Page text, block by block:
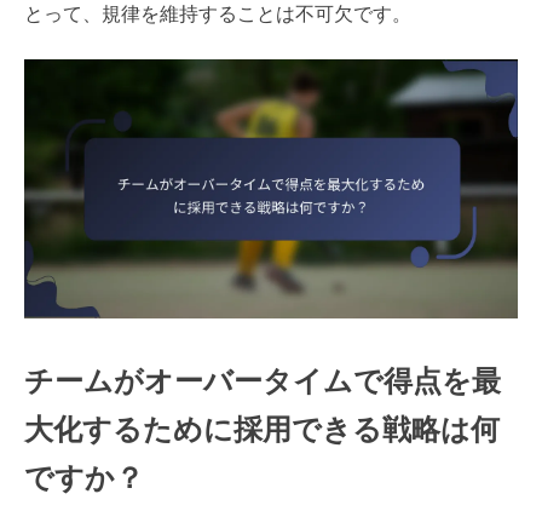
とって、規律を維持することは不可欠です。
チームがオーバータイムで得点を最
大化するために採用できる戦略は何
ですか？